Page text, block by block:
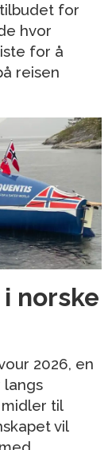
for
hvor
for å
reisen
norske
2026, en
langs
til
vil